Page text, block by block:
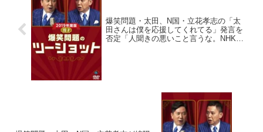
爆笑問題・太田、N国・立花孝志の「太
田さんは僕を応援してくれてる」発言を
否定「人聞きの悪いこと言うな。NHK出